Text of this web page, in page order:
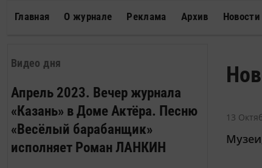
Главная О журнале Реклама Архив Новости
Видео дня
Апрель 2023. Вечер журнала
«Казань» в Доме Актёра. Песню
«Весёлый барабанщик»
исполняет Роман ЛАНКИН
13